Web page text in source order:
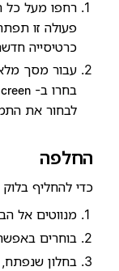
רחפו מעל כל
פעולה זו
כרטיסייה
עבור מסך
בחרו ב-
לבחור את
החלפה
כדי להחליף
מנווטים אל
בוחרים
בחלון